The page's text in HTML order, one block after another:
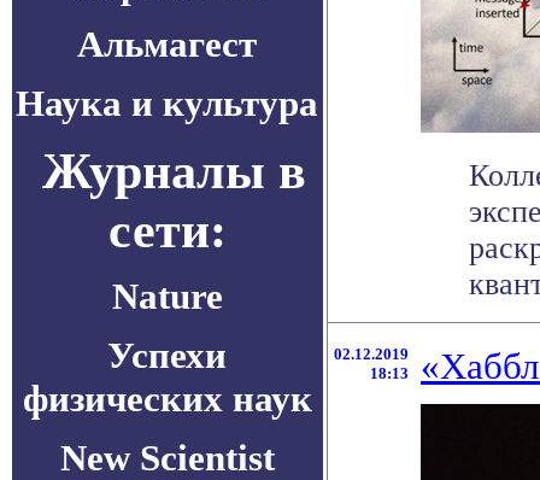
Альмагест
Наука и культура
Журналы в
сети:
Nature
Успехи
физических наук
New Scientist
02.12.2019
18:13